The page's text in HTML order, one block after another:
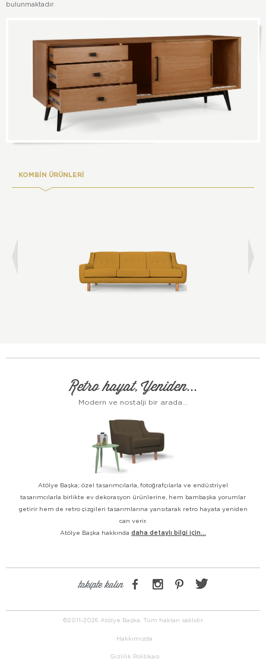
bulunmaktadır.
KOMBİN ÜRÜNLERİ
Retro hayat, Yeniden...
Modern ve nostalji bir arada...
Atölye Başka; özel tasarımcılarla, fotoğrafçılarla ve endüstriyel
tasarımcılarla birlikte ev dekorasyon ürünlerine, hem bambaşka yorumlar
getirir hem de retro çizgileri tasarımlarına yansıtarak retro hayata yeniden
can verir.
Atölye Başka hakkında daha detaylı bilgi için...
takipte kalın
©2011-2026 Atölye Başka. Tüm hakları saklıdır.
Hakkımızda
Gizlilik Politikası